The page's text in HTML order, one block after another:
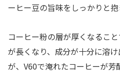
ーヒー豆の旨味をしっかりと抱
コーヒー粉の層が厚くなるこ
が長くなり、成分が十分に溶
が、V60で淹れたコーヒーが